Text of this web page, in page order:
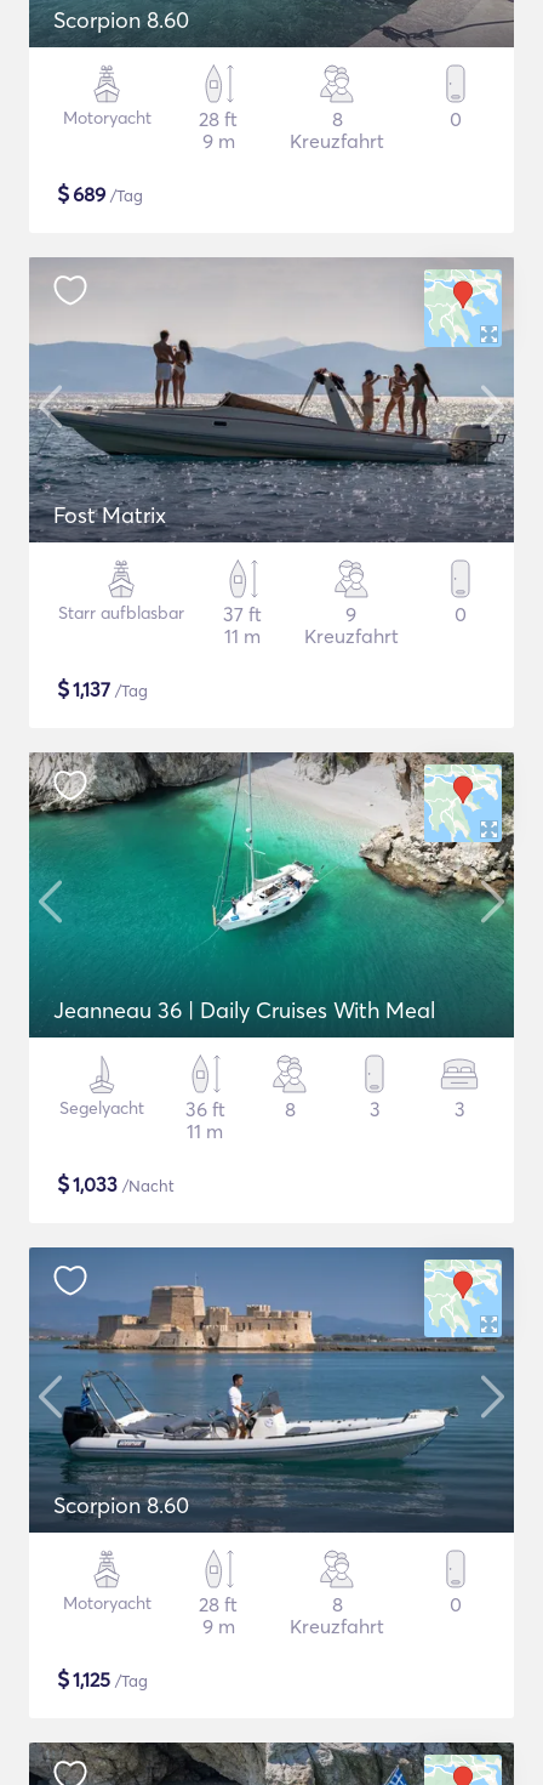
Scorpion 8.60
Motoryacht
28 ft
9 m
8
Kreuzfahrt
0
$689 /Tag
Fost Matrix
Starr aufblasbar
37 ft
11 m
9
Kreuzfahrt
0
$1,137 /Tag
Jeanneau 36 | Daily Cruises With Meal
Segelyacht
36 ft
11 m
8 3 3
$1,033 /Nacht
Scorpion 8.60
Motoryacht
28 ft
9 m
8
Kreuzfahrt
0
$1,125 /Tag